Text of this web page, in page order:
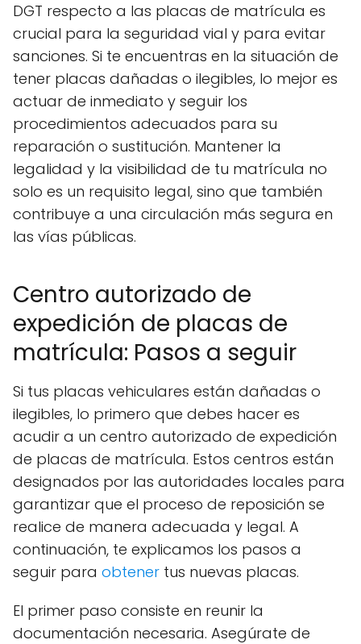
DGT respecto a las placas de matrícula es
crucial para la seguridad vial y para evitar
sanciones. Si te encuentras en la situación de
tener placas dañadas o ilegibles, lo mejor es
actuar de inmediato y seguir los
procedimientos adecuados para su
reparación o sustitución. Mantener la
legalidad y la visibilidad de tu matrícula no
solo es un requisito legal, sino que también
contribuye a una circulación más segura en
las vías públicas.
Centro autorizado de
expedición de placas de
matrícula: Pasos a seguir
Si tus placas vehiculares están dañadas o
ilegibles, lo primero que debes hacer es
acudir a un centro autorizado de expedición
de placas de matrícula. Estos centros están
designados por las autoridades locales para
garantizar que el proceso de reposición se
realice de manera adecuada y legal. A
continuación, te explicamos los pasos a
seguir para obtener tus nuevas placas.
El primer paso consiste en reunir la
documentación necesaria. Asegúrate de